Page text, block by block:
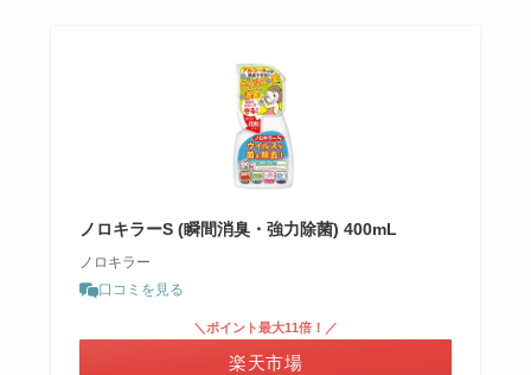
ノロキラーS (瞬間消臭・強力除菌) 400mL
ノロキラー
口コミを見る
＼ポイント最大11倍！／
楽天市場